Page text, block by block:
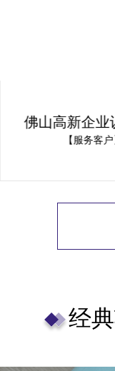
佛山高新企业
【服务客
经